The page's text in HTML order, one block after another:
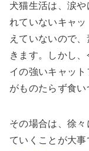
犬猫生活は、涙
れていないキャ
えていないので
きます。しかし
イの強いキャッ
がものたらず食い
その場合は、徐
ていくことが大事